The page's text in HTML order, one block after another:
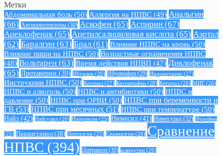
Метки
Абдоминальная боль (50) Аллергия на НПВС (49) Анальгин
(66) Ангиопротекторы (30) Аскофен (65) Аспирин (67)
Ацеклофенак (65) Ацетилсалициловая кислота (65) Аэртал
(62) Баралгин (63) Брал (61) Влияние НПВС на кровь (50)
Влияние пищи на НПВС (50) Возрастные ограничения НПВС
(48) Вольтарен (63) Время действия НПВП (47) Диклофенак
(65) Дротаверин (39) Ибуклин (26) Ибупрофен (29) Индометацин (27)
Инструкции НПВС (50) Кетонал (27) Кетопрофен (28) Кеторол (26) МИГ (26)
НПВС и алкоголь (50) НПВС и антибиотики (50) НПВС и
давление (50) НПВС при ОРВИ (50) НПВС при беременности и
ГВ (53) НПВС при месячных (51) НПВС при температуре (50)
Найз (42) Найсулид (26) Напроксен (25) Нимесил (41) Нимесулид (32) Нурофен
(25) Парацетамол (38) Пенталгин (25) Спазмалгон (26) Сравнение
НПВС (394) Цитрамон (30) аскорутин (26)